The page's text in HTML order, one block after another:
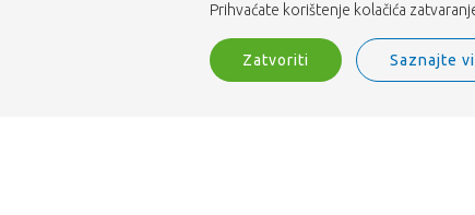
Prihvaćate korištenje kolačića
Zatvoriti Saznajte